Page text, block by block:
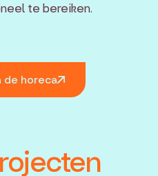
te bereiken.
de horeca